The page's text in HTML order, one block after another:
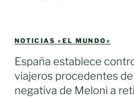
NOTICIAS «EL MUNDO»
España establece
viajeros procedentes
negativa de Meloni a